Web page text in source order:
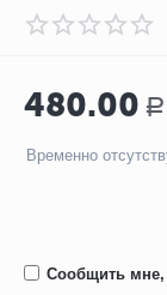
480.00 Р
Временно
Сообщить мне,